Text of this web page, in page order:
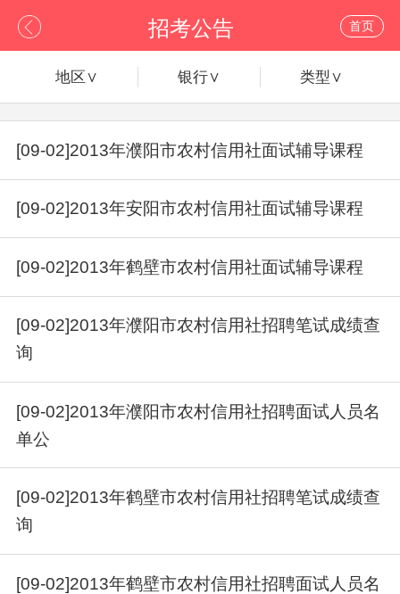
招考公告 首页
地区∨ 银行∨ 类型∨
[09-02]2013年濮阳市农村信用社面试辅导课程
[09-02]2013年安阳市农村信用社面试辅导课程
[09-02]2013年鹤壁市农村信用社面试辅导课程
[09-02]2013年濮阳市农村信用社招聘笔试成绩查
询
[09-02]2013年濮阳市农村信用社招聘面试人员名
单公
[09-02]2013年鹤壁市农村信用社招聘笔试成绩查
询
[09-02]2013年鹤壁市农村信用社招聘面试人员名